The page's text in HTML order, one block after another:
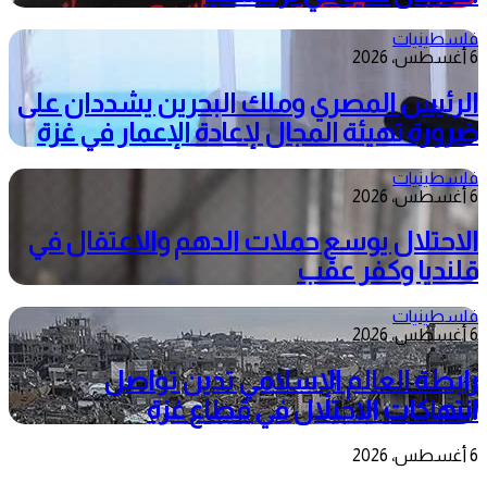
فلسطينيات
6 أغسطس، 2026
الرئيس المصري وملك البحرين يشددان على
ضرورة تهيئة المجال لإعادة الإعمار في غزة
فلسطينيات
6 أغسطس، 2026
الاحتلال يوسع حملات الدهم والاعتقال في
قلنديا وكفر عقب
فلسطينيات
6 أغسطس، 2026
رابطة العالم الإسلامي تدين تواصل
انتهاكات الاحتلال في قطاع غزة
6 أغسطس، 2026